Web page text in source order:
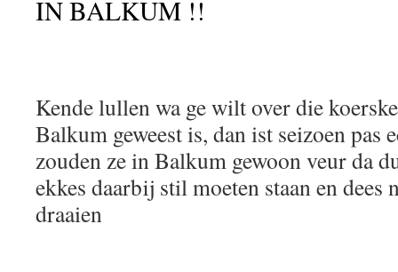
IN BALKUM !!
Kende lullen wa ge wilt over die
Balkum geweest is, dan ist seizoen pas
zouden ze in Balkum gewoon veur da
ekkes daarbij stil moeten staan en dees
draaien